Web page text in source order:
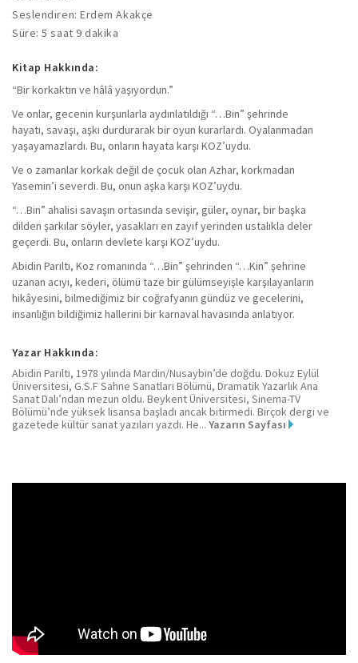
Seslendiren: Erdem Akakçe
Süre: 5 saat 9 dakika
Kitap Hakkında:
“Bir korkaktın ve hâlâ yaşıyordun.”
Ve onlar, gecenin kurşunlarla aydınlatıldığı “…Bin” şehrinde
hayatı, savaşı, aşkı durdurarak bir oyun kurarlardı. Oyalanmadan
yaşayamazlardı. Bu, onların hayata karşı KOZ’uydu.
Ve o zamanlar korkak değil de çocuk olan Azhar, korkmadan
Yasemin’i severdi. Bu, onun aşka karşı KOZ’uydu.
“…Bin” ahalisi savaşın ortasında sevişir, güler, oynar, bir başka
dilden şarkılar söyler, yasakları en zayıf yerinden ustalıkla deler
geçerdi. Bu, onların devlete karşı KOZ’uydu.
Abidin Parıltı, Koz romanında “…Bin” şehrinden “…Kin” şehrine
uzanan acıyı, kederi, ölümü taze bir gülümseyişle karşılayanların
hikâyesini, bilmediğimiz bir coğrafyanın gündüz ve gecelerini,
insanlığın bildiğimiz hallerini bir karnaval havasında anlatıyor.
Yazar Hakkında:
Abidin Parıltı, 1978 yılında Mardin/Nusaybin’de doğdu. Dokuz Eylül
Üniversitesi, G.S.F Sahne Sanatları Bölümü, Dramatik Yazarlık Ana
Sanat Dalı’ndan mezun oldu. Beykent Üniversitesi, Sinema-TV
Bölümü’nde yüksek lisansa başladı ancak bitirmedi. Birçok dergi ve
gazetede kültür sanat yazıları yazdı. He... Yazarın Sayfası